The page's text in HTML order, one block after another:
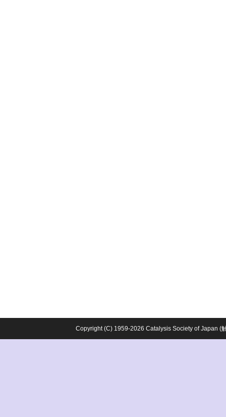
Copyright (C) 1959-2026 Catalysis Society of Japan (